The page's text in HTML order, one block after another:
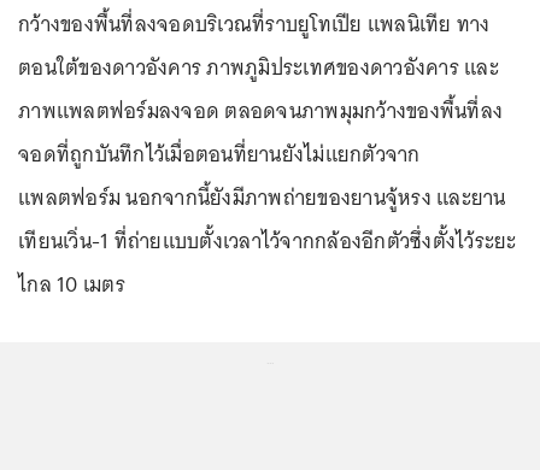
กว้างของพื้นที่ลงจอดบริเวณที่ราบยูโทเปีย แพลนิเทีย ทาง
ตอนใต้ของดาวอังคาร ภาพภูมิประเทศของดาวอังคาร และ
ภาพแพลตฟอร์มลงจอด ตลอดจนภาพมุมกว้างของพื้นที่ลง
จอดที่ถูกบันทึกไว้เมื่อตอนที่ยานยังไม่แยกตัวจาก
แพลตฟอร์ม นอกจากนี้ยังมีภาพถ่ายของยานจู้หรง และยาน
เทียนเวิ่น-1 ที่ถ่ายแบบตั้งเวลาไว้จากกล้องอีกตัวซึ่งตั้งไว้ระยะ
ไกล 10 เมตร